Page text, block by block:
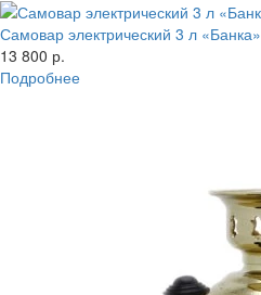
Самовар электрический 3 л «Банка»
13 800 р.
Подробнее